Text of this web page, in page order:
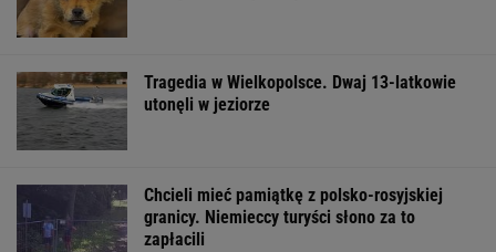
Tragedia w Wielkopolsce. Dwaj 13-latkowie
utonęli w jeziorze
Chcieli mieć pamiątkę z polsko-rosyjskiej
granicy. Niemieccy turyści słono za to
zapłacili